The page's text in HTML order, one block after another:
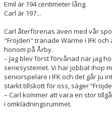
Emil är 194 centimeter lång.
Carl är 197...
Carl återförenas även med vår
"Fröjden" tränade Wärme i IFK
honom på Årby.
– Jag blev först förvånad när jag
seriesystemet. Vi har jobbat ihop
seniorspelare i IFK och det går ju
starkt tillskott för oss, säger
– Carl kommer att vara en stor
i omklädningsrummet.